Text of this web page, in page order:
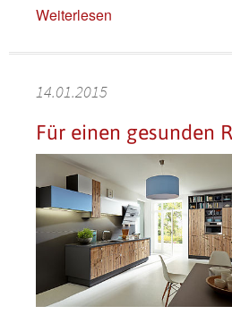
Weiterlesen
14.01.2015
Für einen gesunden